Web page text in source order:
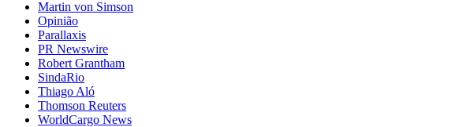
Martin von Simson
Opinião
Parallaxis
PR Newswire
Robert Grantham
SindaRio
Thiago Aló
Thomson Reuters
WorldCargo News